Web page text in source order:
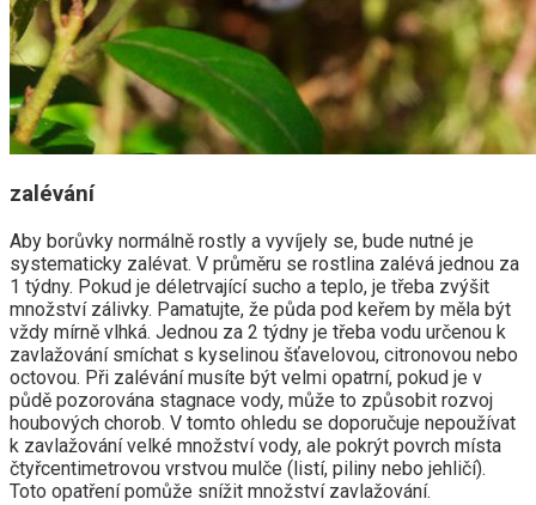
zalévání
Aby borůvky normálně rostly a vyvíjely se, bude nutné je
systematicky zalévat. V průměru se rostlina zalévá jednou za
1 týdny. Pokud je déletrvající sucho a teplo, je třeba zvýšit
množství zálivky. Pamatujte, že půda pod keřem by měla být
vždy mírně vlhká. Jednou za 2 týdny je třeba vodu určenou k
zavlažování smíchat s kyselinou šťavelovou, citronovou nebo
octovou. Při zalévání musíte být velmi opatrní, pokud je v
půdě pozorována stagnace vody, může to způsobit rozvoj
houbových chorob. V tomto ohledu se doporučuje nepoužívat
k zavlažování velké množství vody, ale pokrýt povrch místa
čtyřcentimetrovou vrstvou mulče (listí, piliny nebo jehličí).
Toto opatření pomůže snížit množství zavlažování.